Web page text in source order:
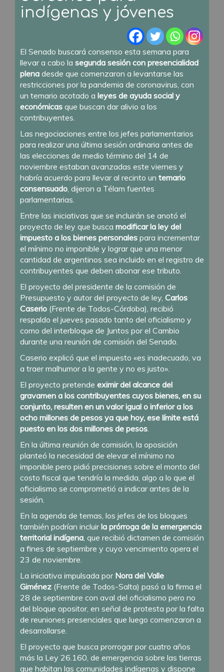
indígenas y jóvenes
El Senado buscará consenso esta semana para
llevar a cabo la segunda sesión con presencialidad
plena desde que comenzaron a levantarse las
restricciones por la pandemia de coronavirus, con
un temario acotado a leyes de ayuda social y
económicas que buscan dar alivio a los
contribuyentes.
Las negociaciones entre los jefes parlamentarios
para realizar una última sesión ordinaria antes de
las elecciones de medio término del 14 de
noviembre estaban avanzadas este viernes y
habría acuerdo para llevar al recinto un temario
consensuado, dijeron a Télam fuentes
parlamentarias.
Entre las iniciativas que se incluirán se anotó el
proyecto de ley que busca modificar la ley del
impuesto a los bienes personales para incrementar
el mínimo no imponible y lograr que una menor
cantidad de argentinos sea incluido en el registro de
contribuyentes que deben abonar ese tributo.
El proyecto del presidente de la comisión de
Presupuesto y autor del proyecto de ley, Carlos
Caserio (Frente de Todos-Córdoba), recibió
respaldo el jueves pasado tanto del oficialismo y
como del interbloque de Juntos por el Cambio
durante una reunión de comisión del Senado.
Caserio explicó que el impuesto «es inadecuado, va
a traer malhumor a la gente y no es justo».
El proyecto pretende eximir del alcance del
gravamen a los contribuyentes cuyos bienes, en su
conjunto, resulten en un valor igual o inferior a los
ocho millones de pesos ya que hoy, ese límite está
puesto en los dos millones de pesos.
En la última reunión de comisión, la oposición
planteó la necesidad de elevar el mínimo no
imponible pero pidió precisiones sobre el monto del
costo fiscal que tendría la medida, algo a lo que el
oficialismo se comprometió a indicar antes de la
sesión.
En la agenda de temas, los jefes de los bloques
también podrían incluirla prórroga de la emergencia
territorial indígena, que recibió dictamen de comisión
a fines de septiembre y cuyo vencimiento opera el
23 de noviembre.
La iniciativa impulsada por Nora del Valle
Giménez (Frente de Todos-Salta) pasó a la firma el
28 de septiembre con aval del oficialismo pero no
del bloque opositor, en señal de protesta por la falta
de reuniones presenciales que luego comenzaron a
desarrollarse.
El proyecto que busca prorrogar por cuatro años
más la Ley 26.160, de emergencia sobre las tierras
que habitan las comunidades indígenas y dispone